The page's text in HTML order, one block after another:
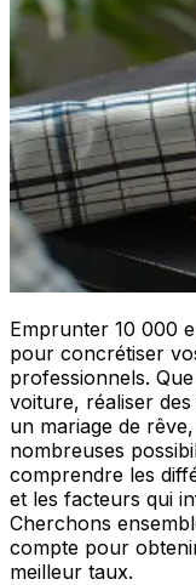
Emprunter 10 000
pour concrétiser
professionnels.
voiture, réaliser
un mariage de
nombreuses
comprendre les
et les facteurs qui
Cherchons
compte pour
meilleur taux.